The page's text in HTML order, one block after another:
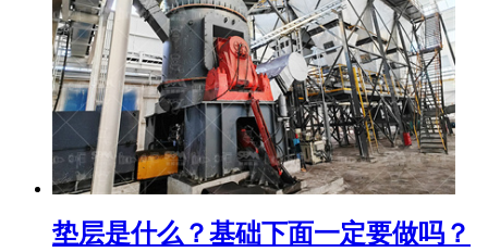
垫层是什么？基础下面一定要做吗？